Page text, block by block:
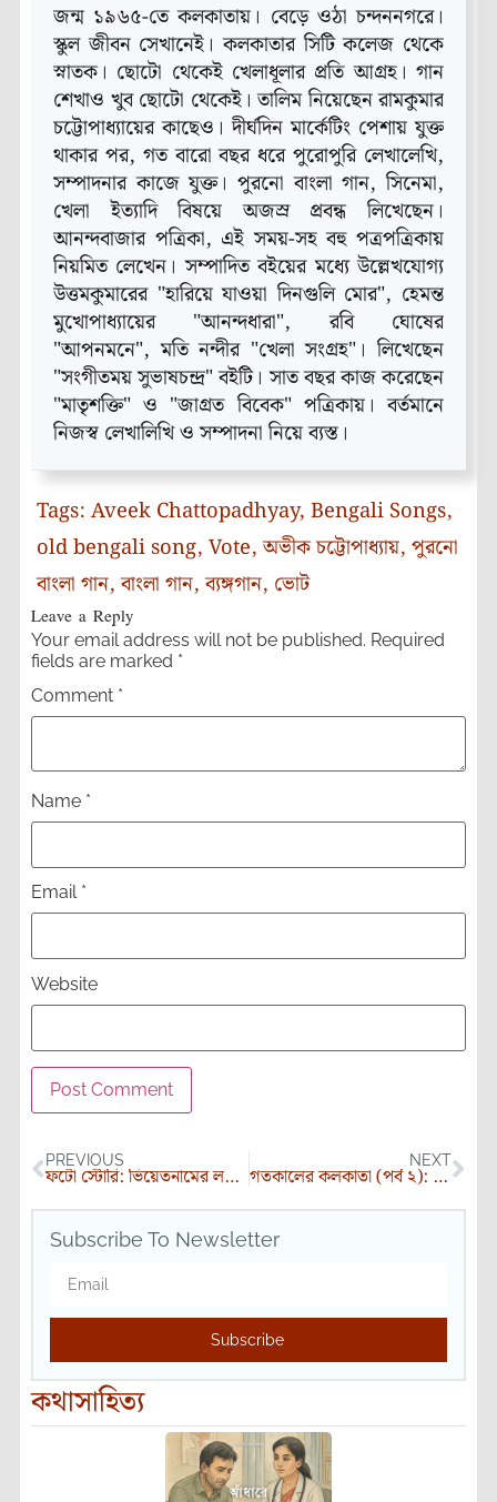
জন্ম ১৯৬৫-তে কলকাতায়। বেড়ে ওঠা চন্দননগরে।
স্কুল জীবন সেখানেই। কলকাতার সিটি কলেজ থেকে
স্নাতক। ছোটো থেকেই খেলাধূলার প্রতি আগ্রহ। গান
শেখাও খুব ছোটো থেকেই। তালিম নিয়েছেন রামকুমার
চট্টোপাধ্যায়ের কাছেও। দীর্ঘদিন মার্কেটিং পেশায় যুক্ত
থাকার পর, গত বারো বছর ধরে পুরোপুরি লেখালেখি,
সম্পাদনার কাজে যুক্ত। পুরনো বাংলা গান, সিনেমা,
খেলা ইত্যাদি বিষয়ে অজস্র প্রবন্ধ লিখেছেন।
আনন্দবাজার পত্রিকা, এই সময়-সহ বহু পত্রপত্রিকায়
নিয়মিত লেখেন। সম্পাদিত বইয়ের মধ্যে উল্লেখযোগ্য
উত্তমকুমারের "হারিয়ে যাওয়া দিনগুলি মোর", হেমন্ত
মুখোপাধ‍্যায়ের "আনন্দধারা", রবি ঘোষের
"আপনমনে", মতি নন্দীর "খেলা সংগ্রহ"। লিখেছেন
"সংগীতময় সুভাষচন্দ্র" বইটি। সাত বছর কাজ করেছেন
"মাতৃশক্তি" ও "জাগ্রত বিবেক" পত্রিকায়। বর্তমানে
নিজস্ব লেখালিখি ও সম্পাদনা নিয়ে ব্যস্ত।
Tags: Aveek Chattopadhyay, Bengali Songs,
old bengali song, Vote,অভীক চট্টোপাধ্যায়, পুরনো
বাংলা গান,বাংলা গান,ব্যঙ্গগান, ভোট
Leave a Reply
Your email address will not be published. Required
fields are marked *
Comment *
Name *
Email *
Website
PREVIOUS
ফটো স্টোরি: ভিয়েতনামের লণ্ঠন উৎসব
NEXT
গতকালের কলকাতা (পর্ব ২): হারিয়ে যাওয়া পথঘাট
Subscribe To Newsletter
Subscribe
কথাসাহিত্য